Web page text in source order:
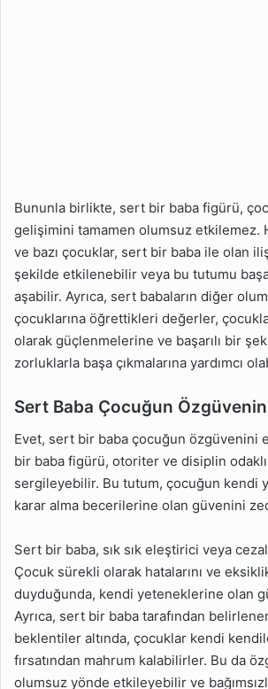
Bununla birlikte, sert bir baba figürü,
gelişimini tamamen olumsuz etkilemez.
ve bazı çocuklar, sert bir baba ile olan
şekilde etkilenebilir veya bu tutumu
aşabilir. Ayrıca, sert babaların diğer
çocuklarına öğrettikleri değerler,
olarak güçlenmelerine ve başarılı bir
zorluklarla başa çıkmalarına yardımcı
Sert Baba Çocuğun
Evet, sert bir baba çocuğun özgüvenini
bir baba figürü, otoriter ve disiplin
sergileyebilir. Bu tutum, çocuğun kendi
karar alma becerilerine olan güvenini
Sert bir baba, sık sık eleştirici veya
Çocuk sürekli olarak hatalarını ve
duyduğunda, kendi yeteneklerine olan
Ayrıca, sert bir baba tarafından
beklentiler altında, çocuklar kendi
fırsatından mahrum kalabilirler. Bu da
olumsuz yönde etkileyebilir ve